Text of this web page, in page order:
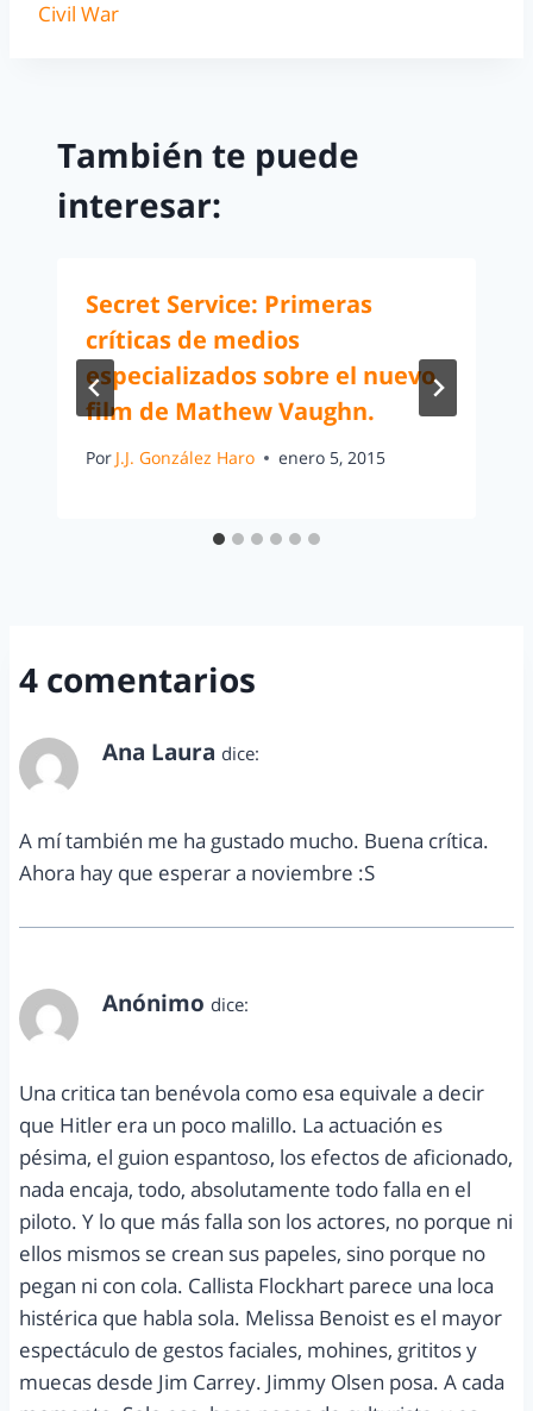
Civil War
También te puede
interesar:
Secret Service: Primeras
críticas de medios
especializados sobre el nuevo
film de Mathew Vaughn.
Por J.J. González Haro enero 5, 2015
4 comentarios
Ana Laura dice:
A mí también me ha gustado mucho. Buena crítica.
Ahora hay que esperar a noviembre :S
Anónimo dice:
Una critica tan benévola como esa equivale a decir
que Hitler era un poco malillo. La actuación es
pésima, el guion espantoso, los efectos de aficionado,
nada encaja, todo, absolutamente todo falla en el
piloto. Y lo que más falla son los actores, no porque ni
ellos mismos se crean sus papeles, sino porque no
pegan ni con cola. Callista Flockhart parece una loca
histérica que habla sola. Melissa Benoist es el mayor
espectáculo de gestos faciales, mohines, grititos y
muecas desde Jim Carrey. Jimmy Olsen posa. A cada